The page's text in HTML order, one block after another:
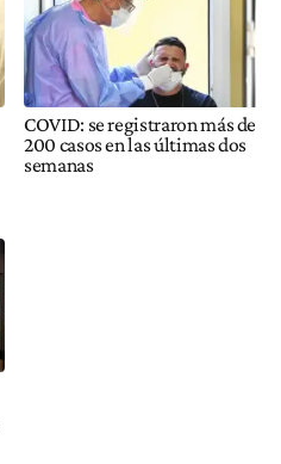
COVID: se registraron más de
200 casos en las últimas dos
semanas